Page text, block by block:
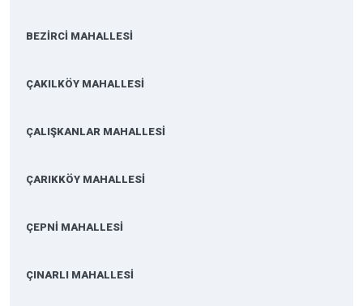
BEZİRCİ MAHALLESİ
ÇAKILKÖY MAHALLESİ
ÇALIŞKANLAR MAHALLESİ
ÇARIKKÖY MAHALLESİ
ÇEPNİ MAHALLESİ
ÇINARLI MAHALLESİ